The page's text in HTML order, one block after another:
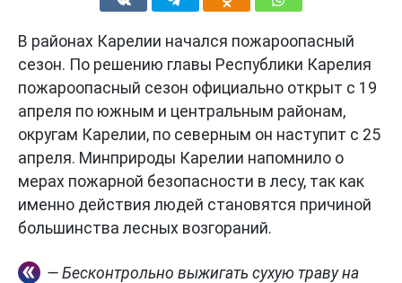
В районах Карелии начался пожароопасный
сезон. По решению главы Республики Карелия
пожароопасный сезон официально открыт с 19
апреля по южным и центральным районам,
округам Карелии, по северным он наступит с 25
апреля. Минприроды Карелии напомнило о
мерах пожарной безопасности в лесу, так как
именно действия людей становятся причиной
большинства лесных возгораний.
— Бесконтрольно выжигать сухую траву на